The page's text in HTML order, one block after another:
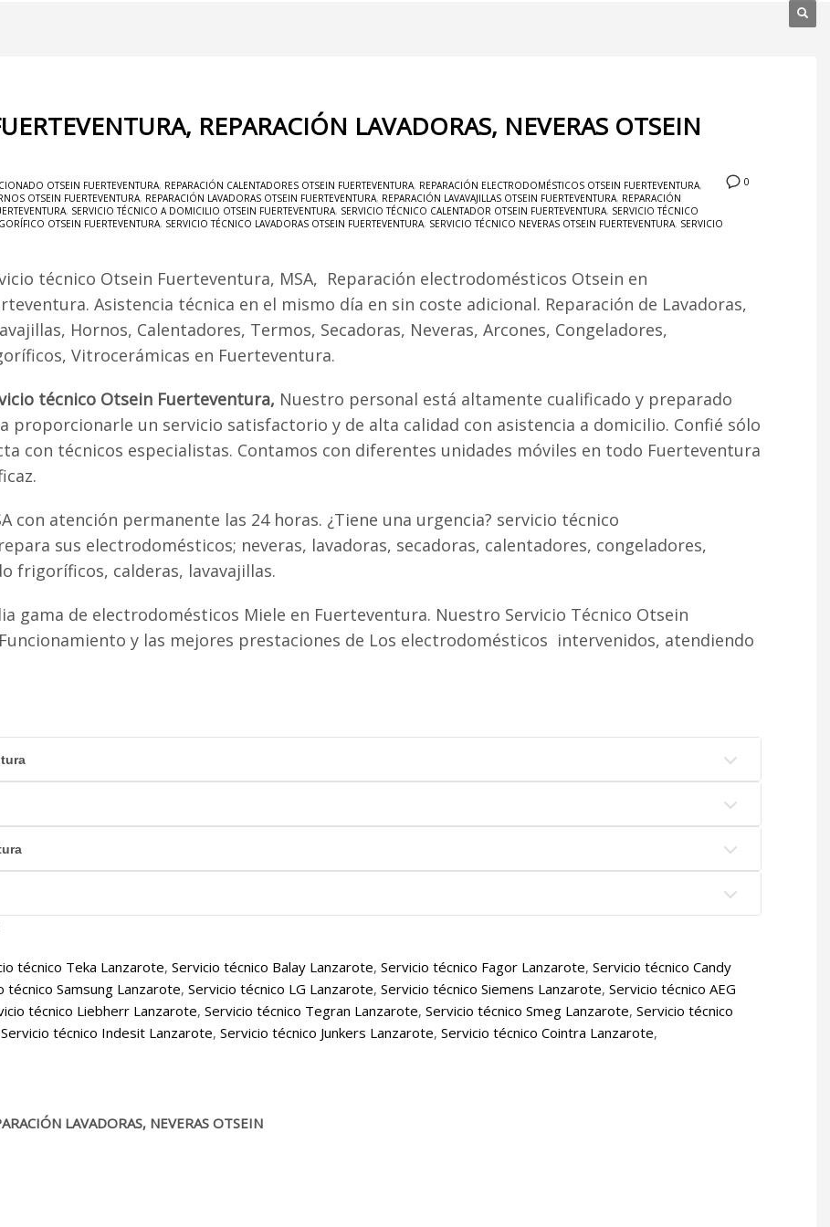
REPARACIÓN LAVADORAS, NEVERAS OTSEIN
0
OTSEIN FUERTEVENTURA, REPARACIÓN CALENTADORES OTSEIN FUERTEVENTURA, REPARACIÓN ELECTRODOMÉSTICOS OTSEIN FUERTEVENTURA,
OTSEIN FUERTEVENTURA, REPARACIÓN LAVADORAS OTSEIN FUERTEVENTURA, REPARACIÓN LAVAVAJILLAS OTSEIN FUERTEVENTURA, REPARACIÓN
, SERVICIO TÉCNICO A DOMICILIO OTSEIN FUERTEVENTURA, SERVICIO TÉCNICO CALENTADOR OTSEIN FUERTEVENTURA, SERVICIO TÉCNICO
OTSEIN FUERTEVENTURA, SERVICIO TÉCNICO LAVADORAS OTSEIN FUERTEVENTURA, SERVICIO TÉCNICO NEVERAS OTSEIN FUERTEVENTURA, SERVICIO
técnico Otsein Fuerteventura, MSA, Reparación electrodomésticos Otsein en
Asistencia técnica en el mismo día en sin coste adicional. Reparación de Lavadoras,
Hornos, Calentadores, Termos, Secadoras, Neveras, Arcones, Congeladores,
Vitrocerámicas en Fuerteventura.
técnico Otsein Fuerteventura, Nuestro personal está altamente cualificado y preparado
proporcionarle un servicio satisfactorio y de alta calidad con asistencia a domicilio. Confié sólo
con técnicos especialistas. Contamos con diferentes unidades móviles en todo Fuerteventura
con atención permanente las 24 horas. ¿Tiene una urgencia? servicio técnico
sus electrodomésticos; neveras, lavadoras, secadoras, calentadores, congeladores,
frigoríficos, calderas, lavavajillas.
gama de electrodomésticos Miele en Fuerteventura. Nuestro Servicio Técnico Otsein
y las mejores prestaciones de Los electrodomésticos intervenidos, atendiendo
técnico Teka Lanzarote, Servicio técnico Balay Lanzarote, Servicio técnico Fagor Lanzarote, Servicio técnico Candy
técnico Samsung Lanzarote, Servicio técnico LG Lanzarote, Servicio técnico Siemens Lanzarote, Servicio técnico AEG
técnico Liebherr Lanzarote, Servicio técnico Tegran Lanzarote, Servicio técnico Smeg Lanzarote, Servicio técnico
Servicio técnico Indesit Lanzarote, Servicio técnico Junkers Lanzarote, Servicio técnico Cointra Lanzarote,
LAVADORAS, NEVERAS OTSEIN